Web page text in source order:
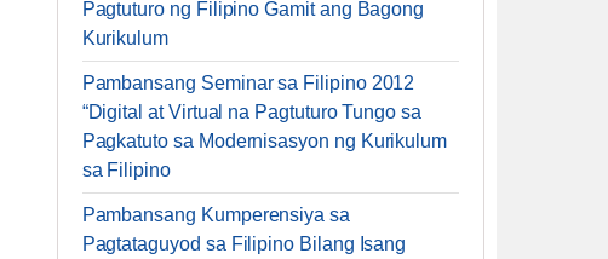
Pagtuturo ng Filipino Gamit ang Bagong
Kurikulum
Pambansang Seminar sa Filipino 2012
“Digital at Virtual na Pagtuturo Tungo sa
Pagkatuto sa Modernisasyon ng Kurikulum
sa Filipino
Pambansang Kumperensiya sa
Pagtataguyod sa Filipino Bilang Isang